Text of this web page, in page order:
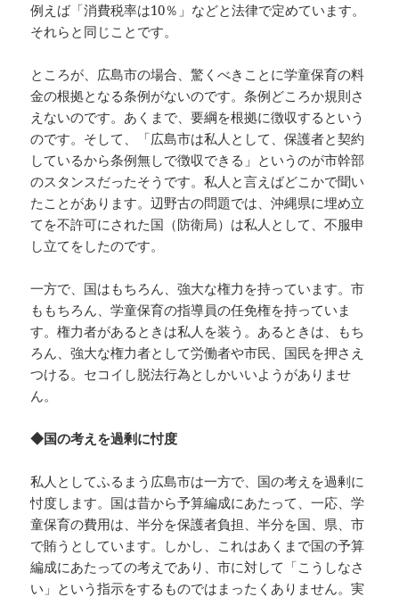
例えば「消費税率は10％」などと法律で定めています。
それらと同じことです。
ところが、広島市の場合、驚くべきことに学童保育の料
金の根拠となる条例がないのです。条例どころか規則さ
えないのです。あくまで、要綱を根拠に徴収するという
のです。そして、「広島市は私人として、保護者と契約
しているから条例無しで徴収できる」というのが市幹部
のスタンスだったそうです。私人と言えばどこかで聞い
たことがあります。辺野古の問題では、沖縄県に埋め立
てを不許可にされた国（防衛局）は私人として、不服申
し立てをしたのです。
一方で、国はもちろん、強大な権力を持っています。市
ももちろん、学童保育の指導員の任免権を持っていま
す。権力者があるときは私人を装う。あるときは、もち
ろん、強大な権力者として労働者や市民、国民を押さえ
つける。セコイし脱法行為としかいいようがありませ
ん。
◆国の考えを過剰に忖度
私人としてふるまう広島市は一方で、国の考えを過剰に
忖度します。国は昔から予算編成にあたって、一応、学
童保育の費用は、半分を保護者負担、半分を国、県、市
で賄うとしています。しかし、これはあくまで国の予算
編成にあたっての考えであり、市に対して「こうしなさ
い」という指示をするものではまったくありません。実